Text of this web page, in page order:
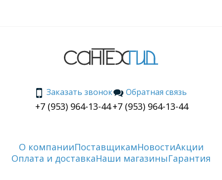
Заказать звонок
+7 (953) 964-13-44
Обратная связь
+7 (953) 964-13-44
О компанииПоставщикамНовостиАкции
Оплата и доставкаНаши магазиныГарантия